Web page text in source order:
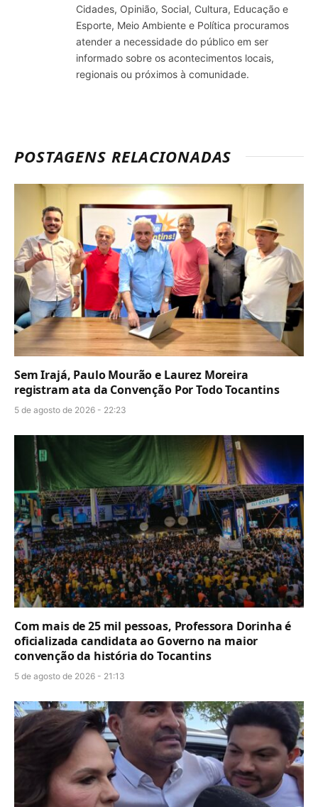
Cidades, Opinião, Social, Cultura, Educação e
Esporte, Meio Ambiente e Política procuramos
atender a necessidade do público em ser
informado sobre os acontecimentos locais,
regionais ou próximos à comunidade.
POSTAGENS RELACIONADAS
Sem Irajá, Paulo Mourão e Laurez Moreira
registram ata da Convenção Por Todo Tocantins
5 de agosto de 2026 - 22:23
Com mais de 25 mil pessoas, Professora Dorinha é
oficializada candidata ao Governo na maior
convenção da história do Tocantins
5 de agosto de 2026 - 21:13